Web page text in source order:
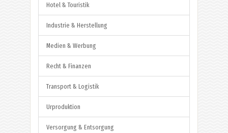
Hotel & Touristik
Industrie & Herstellung
Medien & Werbung
Recht & Finanzen
Transport & Logistik
Urproduktion
Versorgung & Entsorgung